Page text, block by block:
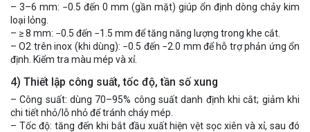
– 3–6 mm: −0.5 đến 0 mm (gần mặt) giúp ổn định dòng chảy kim
loại lỏng.
– ≥ 8 mm: −0.5 đến −1.5 mm để tăng năng lượng trong khe cắt.
– O2 trên inox (khi dùng): −0.5 đến −2.0 mm để hỗ trợ phản ứng ổn
định. Kiểm tra màu mép và xỉ.
4) Thiết lập công suất, tốc độ, tần số xung
– Công suất: dùng 70–95% công suất danh định khi cắt; giảm khi
chi tiết nhỏ/lỗ nhỏ để tránh cháy mép.
– Tốc độ: tăng đến khi bắt đầu xuất hiện vệt sọc xiên và xỉ, sau đó